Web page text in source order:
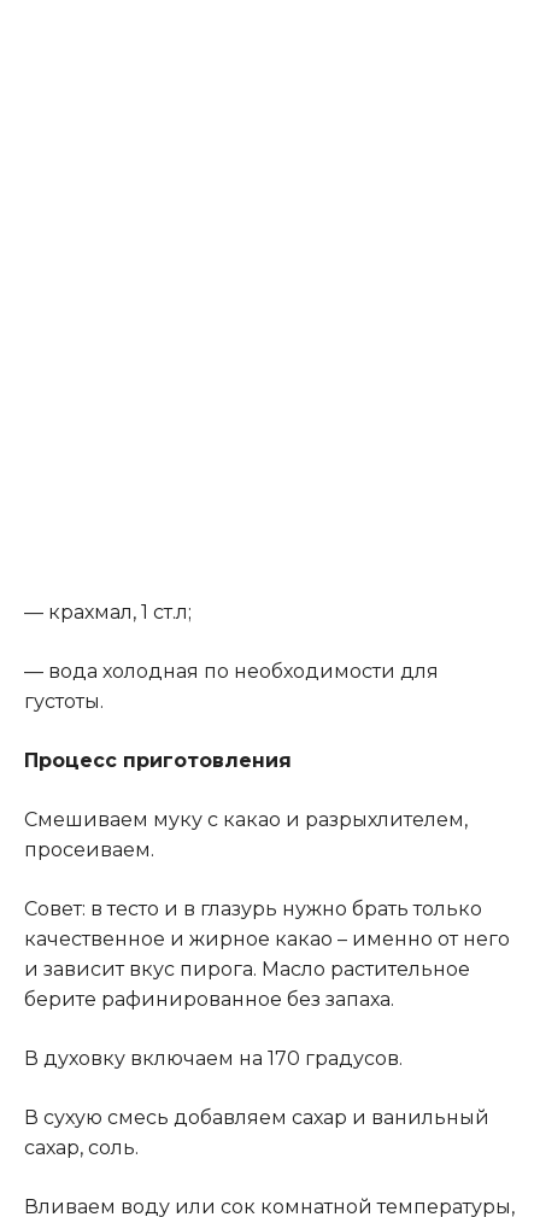
— крахмал, 1 ст.л;
— вода холодная по необходимости для
густоты.
Процесс приготовления
Смешиваем муку с какао и разрыхлителем,
просеиваем.
Совет: в тесто и в глазурь нужно брать только
качественное и жирное какао – именно от него
и зависит вкус пирога. Масло растительное
берите рафинированное без запаха.
В духовку включаем на 170 градусов.
В сухую смесь добавляем сахар и ванильный
сахар, соль.
Вливаем воду или сок комнатной температуры,